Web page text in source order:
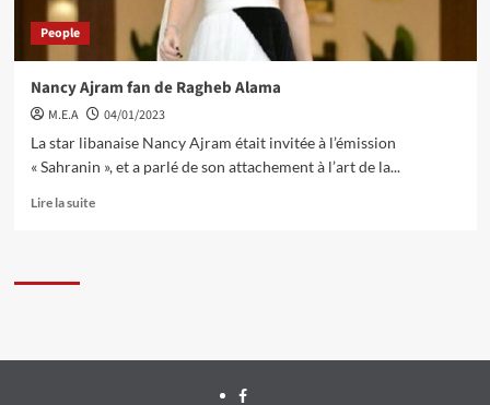
People
Nancy Ajram fan de Ragheb Alama
M.E.A
04/01/2023
La star libanaise Nancy Ajram était invitée à l’émission
« Sahranin », et a parlé de son attachement à l’art de la...
Lire la suite
Facebook